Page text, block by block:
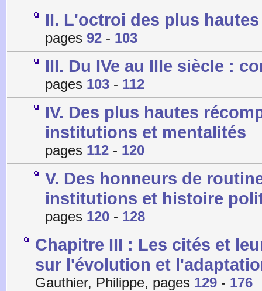
II. L'octroi des plus
pages 92 - 103
III. Du IVe au IIIe siècle :
pages 103 - 112
IV. Des plus hautes
institutions et mentalités
pages 112 - 120
V. Des honneurs de
institutions et histoire
pages 120 - 128
Chapitre III : Les cités et
sur l'évolution et
Gauthier, Philippe, pages 129 - 176